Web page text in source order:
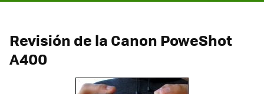
Revisión de la Canon PoweShot
A400